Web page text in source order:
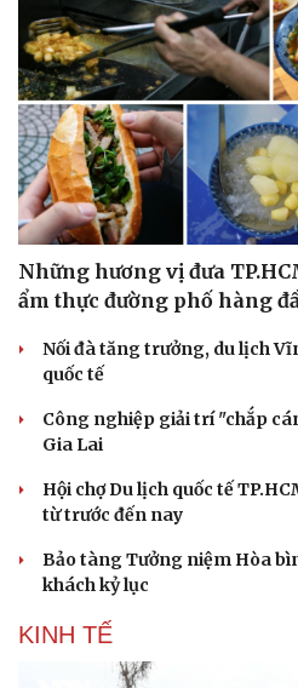
Du lịch
Tư vấn
Săn Tour
check-in
Những hương vị đưa
ẩm thực đường phố hàng
Nối đà tăng trưởng, du lịch
quốc tế
Công nghiệp giải trí "chắp
Gia Lai
Hội chợ Du lịch quốc tế
từ trước đến nay
Bảo tàng Tưởng niệm Hòa
khách kỷ lục
KINH TẾ